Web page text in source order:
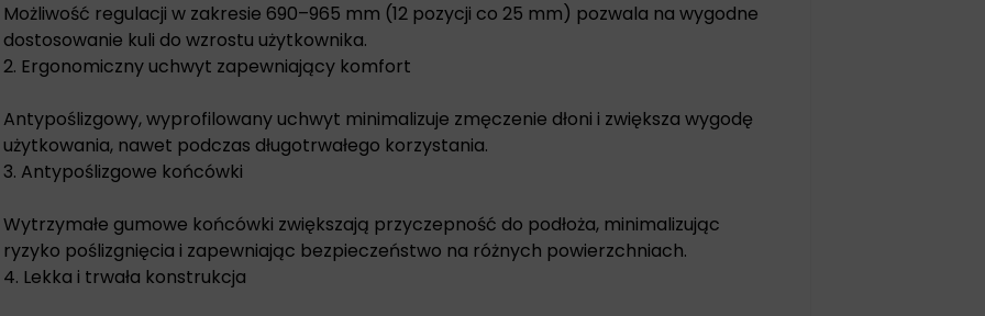
Możliwość regulacji w zakresie 690–965 mm (12 pozycji co 25 mm) pozwala na wygodne
dostosowanie kuli do wzrostu użytkownika.
2. Ergonomiczny uchwyt zapewniający komfort
Antypoślizgowy, wyprofilowany uchwyt minimalizuje zmęczenie dłoni i zwiększa wygodę
użytkowania, nawet podczas długotrwałego korzystania.
3. Antypoślizgowe końcówki
Wytrzymałe gumowe końcówki zwiększają przyczepność do podłoża, minimalizując
ryzyko poślizgnięcia i zapewniając bezpieczeństwo na różnych powierzchniach.
4. Lekka i trwała konstrukcja